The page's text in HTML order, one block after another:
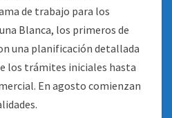
de trabajo para los
Blanca, los primeros de
una planificación detallada
los trámites iniciales hasta
En agosto comienzan